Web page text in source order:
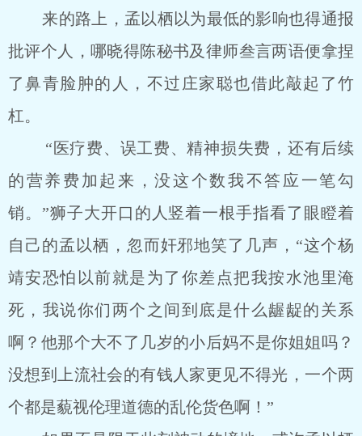
来的路上，孟以栖以为最低的影响也得通报
批评个人，哪晓得陈秘书及律师叁言两语便拿捏
了鼻青脸肿的人，不过庄家聪也借此敲起了竹
杠。
“医疗费、误工费、精神损失费，还有后续
的营养费加起来，没这个数我不答应一笔勾
销。”狮子大开口的人竖着一根手指看了眼瞪着
自己的孟以栖，忽而奸邪地笑了几声，“这个杨
靖安恐怕以前就是为了你差点把我按水池里淹
死，我说你们两个之间到底是什么龌龊的关系
啊？他那个大不了几岁的小后妈不是你姐姐吗？
没想到上流社会的有钱人家更见不得光，一个两
个都是藐视伦理道德的乱伦货色啊！”